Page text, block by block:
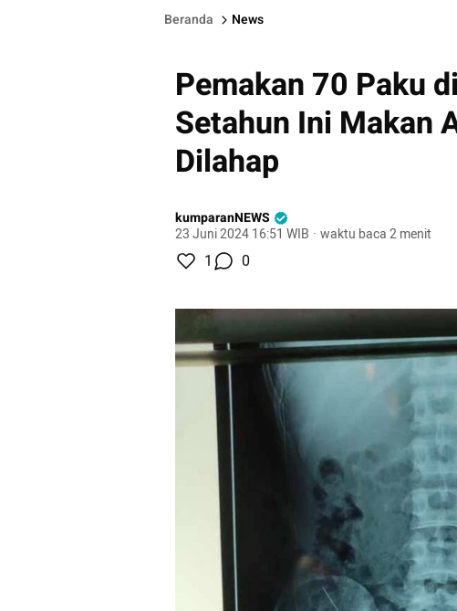
Beranda News
Pemakan 70 Paku
Setahun Ini Makan
Dilahap
kumparanNEWS
23 Juni 2024 16:51 WIB · waktu baca 2 menit
1 0